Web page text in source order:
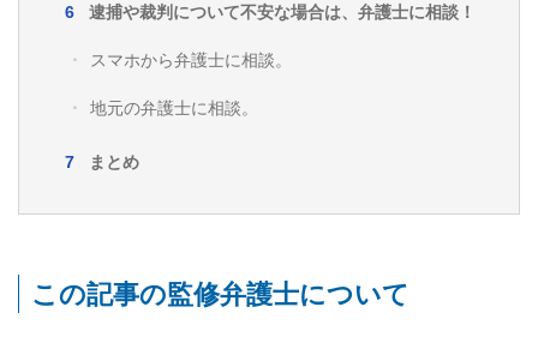
逮捕や裁判について不安な場合は、弁護士に相談！
スマホから弁護士に相談。
地元の弁護士に相談。
まとめ
この記事の監修弁護士について